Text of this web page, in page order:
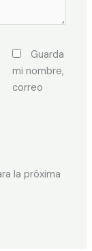
Guarda
mi nombre,
correo
la próxima